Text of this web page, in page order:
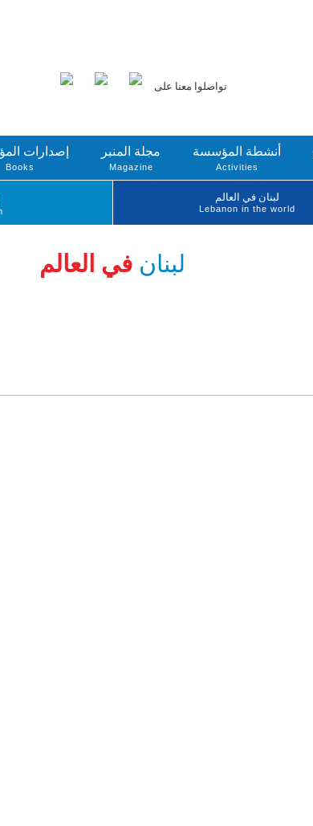
تواصلوا معنا على
أنشطة المؤسسة
Activities
مجلة المنبر
Magazine
إصدارات
Books
لبنان في العالم
Lebanon in the world
لبنان في العالم